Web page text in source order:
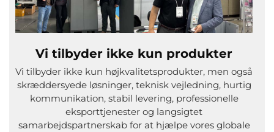
Vi tilbyder ikke kun produkter
Vi tilbyder ikke kun højkvalitetsprodukter, men også
skræddersyede løsninger, teknisk vejledning, hurtig
kommunikation, stabil levering, professionelle
eksporttjenester og langsigtet
samarbejdspartnerskab for at hjælpe vores globale